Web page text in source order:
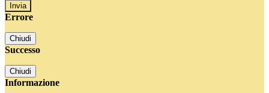
Errore
Chiudi
Successo
Chiudi
Informazione